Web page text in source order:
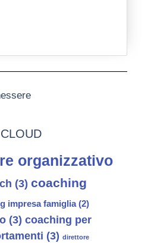
organizzativo
(3) coaching
impresa famiglia(2)
(3) coaching per
(3) direttore